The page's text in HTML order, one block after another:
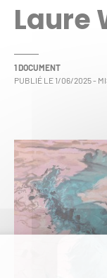
Laure
1 DOCUMENT
PUBLIÉ LE 1/06/2025-